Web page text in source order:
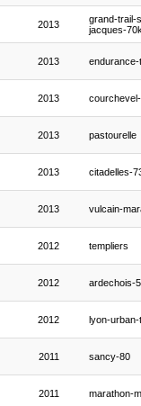
2013
grand-trail-
jacques-
2013 endurance-
2013
2013 pastourelle
2013 citadelles-
2013 vulcain-
2012 templiers
2012 ardechois-
2012 lyon-urban-
2011 sancy-80
2011 marathon-